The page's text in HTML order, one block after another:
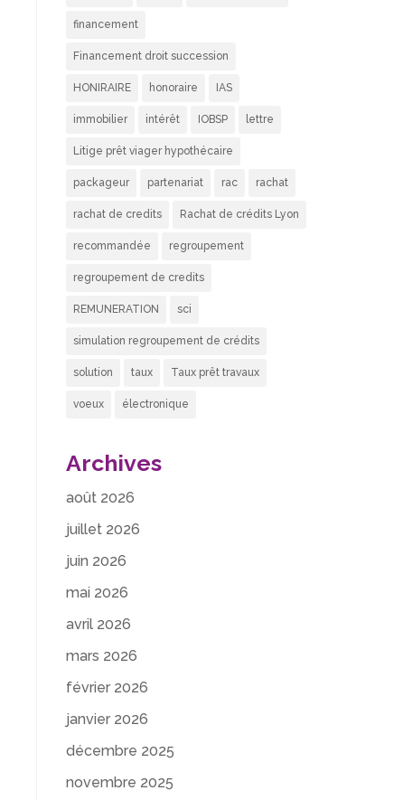
financement
Financement droit succession
HONIRAIRE honoraire IAS
immobilier intérêt IOBSP lettre
Litige prêt viager hypothécaire
packageur partenariat rac rachat
rachat de credits Rachat de crédits Lyon
recommandée regroupement
regroupement de credits
REMUNERATION sci
simulation regroupement de crédits
solution taux Taux prêt travaux
voeux électronique
Archives
août 2026
juillet 2026
juin 2026
mai 2026
avril 2026
mars 2026
février 2026
janvier 2026
décembre 2025
novembre 2025